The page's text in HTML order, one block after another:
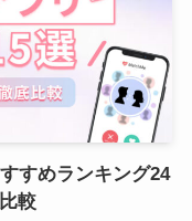
すめランキング24
較